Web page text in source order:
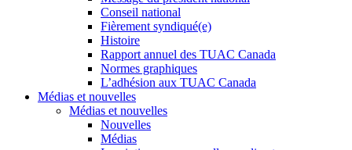
Conseil national
Fièrement syndiqué(e)
Histoire
Rapport annuel des TUAC Canada
Normes graphiques
L’adhésion aux TUAC Canada
Médias et nouvelles
Médias et nouvelles
Nouvelles
Médias